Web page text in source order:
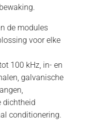
de modules
voor elke
100 kHz, in- en
galvanische
dichtheid
conditionering.